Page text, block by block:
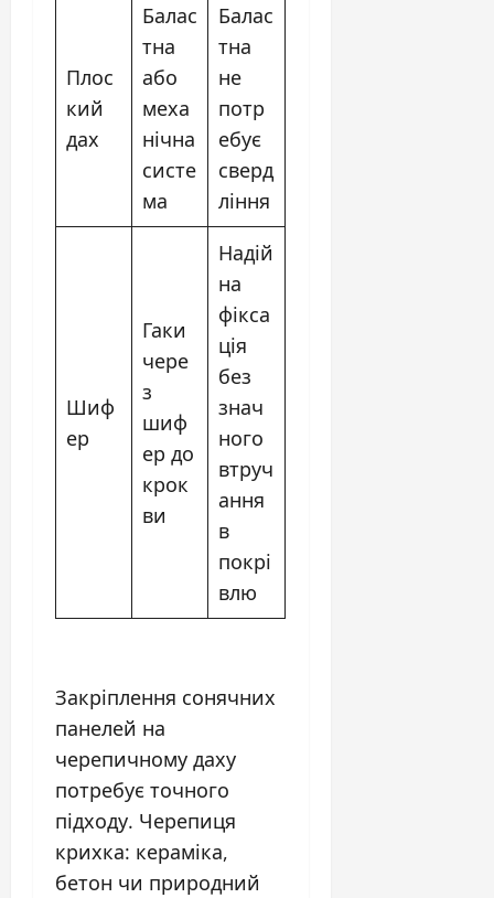
Плос
кий
дах
Балас
тна
або
меха
нічна
систе
ма
Балас
тна
не
потр
ебує
сверд
ління
Шиф
ер
Гаки
чере
з
шиф
ер до
крок
ви
Надій
на
фікса
ція
без
знач
ного
втруч
ання
в
покрі
влю
Закріплення сонячних
панелей на
черепичному даху
потребує точного
підходу. Черепиця
крихка: кераміка,
бетон чи природний